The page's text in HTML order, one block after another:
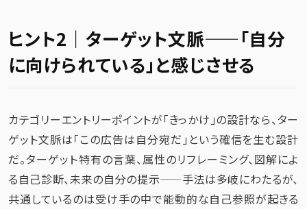
ヒント2｜ターゲット文脈——「自分
に向けられている」と感じさせる
カテゴリーエントリーポイントが「きっかけ」の設計なら、ター
ゲット文脈は「この広告は自分宛だ」という確信を生む設計
だ。ターゲット特有の言葉、属性のリフレーミング、図解によ
る自己診断、未来の自分の提示——手法は多岐にわたるが、
共通しているのは受け手の中で能動的な自己参照が起きる